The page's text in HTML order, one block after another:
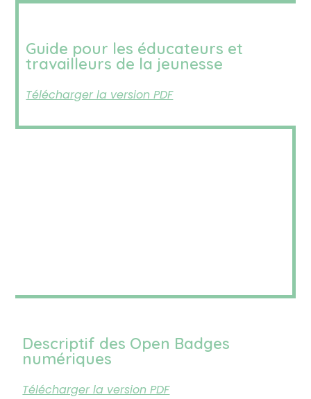
Guide pour les éducateurs et
travailleurs de la jeunesse
Télécharger la version PDF
Descriptif des Open Badges
numériques
Télécharger la version PDF